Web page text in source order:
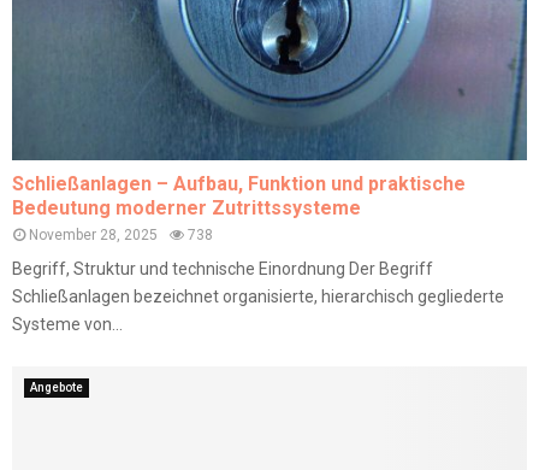
Schließanlagen – Aufbau, Funktion und praktische
Bedeutung moderner Zutrittssysteme
November 28, 2025 738
Begriff, Struktur und technische Einordnung Der Begriff
Schließanlagen bezeichnet organisierte, hierarchisch gegliederte
Systeme von...
Angebote